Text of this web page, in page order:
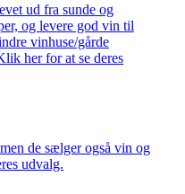
ud fra sunde og
og levere god vin til
vinhuse/gårde
her for at se deres
de sælger også vin og
udvalg.